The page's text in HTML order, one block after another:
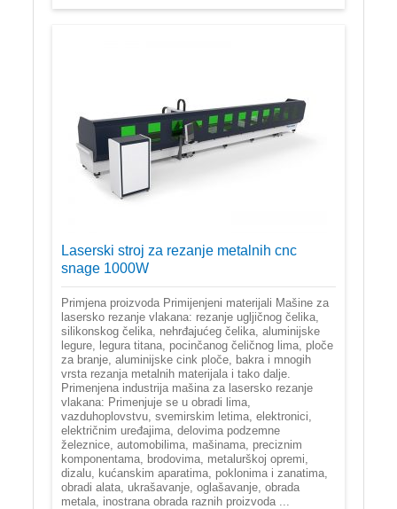
Laserski stroj za rezanje metalnih cnc
snage 1000W
Primjena proizvoda Primijenjeni materijali Mašine za
lasersko rezanje vlakana: rezanje ugljičnog čelika,
silikonskog čelika, nehrđajućeg čelika, aluminijske
legure, legura titana, pocinčanog čeličnog lima, ploče
za branje, aluminijske cink ploče, bakra i mnogih
vrsta rezanja metalnih materijala i tako dalje.
Primenjena industrija mašina za lasersko rezanje
vlakana: Primenjuje se u obradi lima,
vazduhoplovstvu, svemirskim letima, elektronici,
električnim uređajima, delovima podzemne
železnice, automobilima, mašinama, preciznim
komponentama, brodovima, metalurškoj opremi,
dizalu, kućanskim aparatima, poklonima i zanatima,
obradi alata, ukrašavanje, oglašavanje, obrada
metala, inostrana obrada raznih proizvoda ...